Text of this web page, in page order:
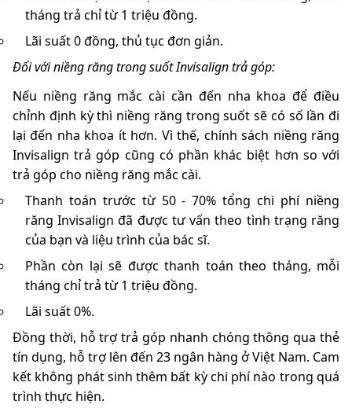
tháng trả chỉ từ 1 triệu đồng.
Lãi suất 0 đồng, thủ tục đơn giản.
Đối với niềng răng trong suốt Invisalign trả góp:
Nếu niềng răng mắc cài cần đến nha khoa để điều
chỉnh định kỳ thì niềng răng trong suốt sẽ có số lần đi
lại đến nha khoa ít hơn. Vì thế, chính sách niềng răng
Invisalign trả góp cũng có phần khác biệt hơn so với
trả góp cho niềng răng mắc cài.
Thanh toán trước từ 50 - 70% tổng chi phí niềng
răng Invisalign đã được tư vấn theo tình trạng răng
của bạn và liệu trình của bác sĩ.
Phần còn lại sẽ được thanh toán theo tháng, mỗi
tháng chỉ trả từ 1 triệu đồng.
Lãi suất 0%.
Đồng thời, hỗ trợ trả góp nhanh chóng thông qua thẻ
tín dụng, hỗ trợ lên đến 23 ngân hàng ở Việt Nam. Cam
kết không phát sinh thêm bất kỳ chi phí nào trong quá
trình thực hiện.